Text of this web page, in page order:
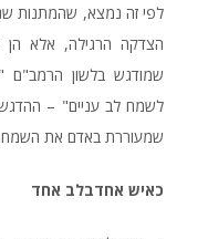
לפי זה נמצא, שהמתנות
הצדקה הרגילה, אלא
שמודגש בלשון הרמב"ם
לשמח לב עניים" –
שמעוררת באדם את
כאיש אחדבלב אחד